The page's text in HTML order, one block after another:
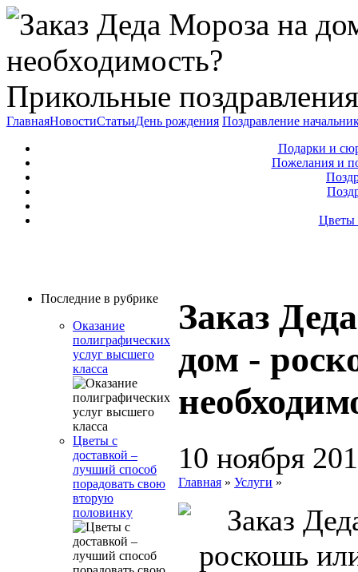
Прикольные
ГлавнаяНовостиСтатьиДень рождения Поздравление
Подарки и
Пожелания и
Цветы
Последние в рубрике
Оказание
полиграфических
услуг высшего
класса
Цветы с
доставкой –
лучший способ
порадовать свою
вторую
половинку
Заказ
дом -
10 ноября
Главная » Услуги »